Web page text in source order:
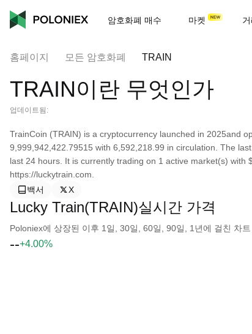
암호화폐 매수 마켓
홈페이지 모든 암호화폐 TRAIN
TRAIN이란 무엇인가
업데이트됨:
TrainCoin (TRAIN) is a cryptocurrency launched in 2025and
9,999,942,422.79515 with 6,592,218.99 in circulation. The
last 24 hours. It is currently trading on 1 active market(s)
https://luckytrain.com.
백서
X
Lucky Train(TRAIN)실시간 가격
Poloniex에 상장된 이후 1일, 30일, 60일, 90일, 1년에 걸친 차
--+4.00%